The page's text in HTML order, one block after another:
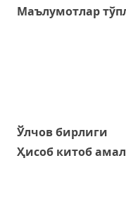
Маълумотлар
Ўлчов бирлиги
Ҳисоб китоб